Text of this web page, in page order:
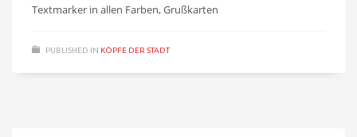
Textmarker in allen Farben, Grußkarten
PUBLISHED IN KÖPFE DER STADT